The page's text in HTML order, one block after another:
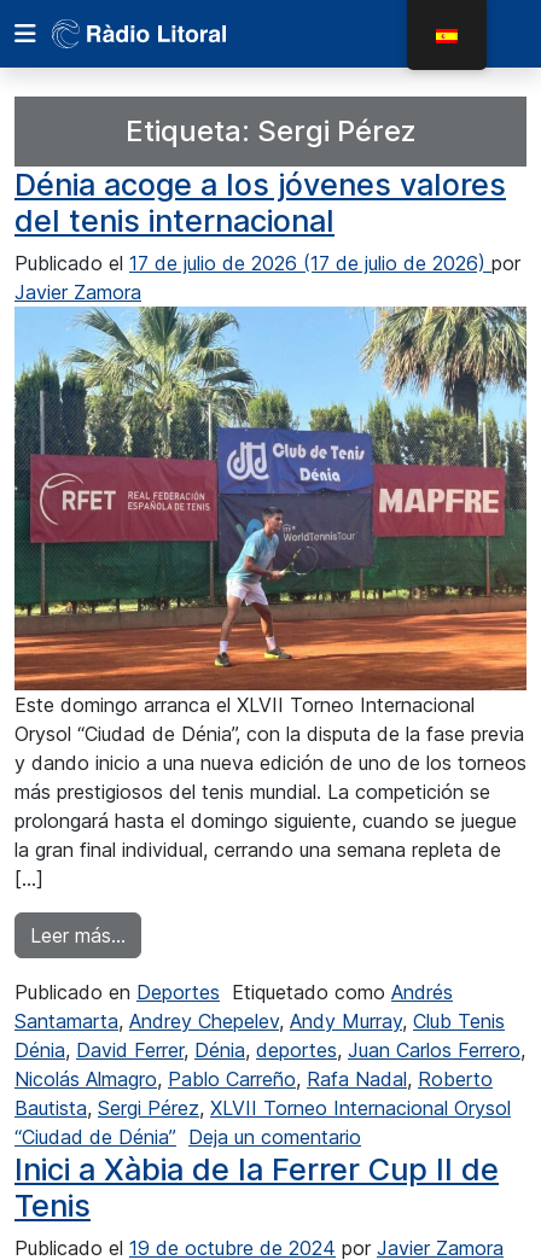
Etiqueta: Sergi Pérez
Dénia acoge a los jóvenes valores
del tenis internacional
Publicado el 17 de julio de 2026 (17 de julio de 2026) por
Javier Zamora
Este domingo arranca el XLVII Torneo Internacional
Orysol “Ciudad de Dénia”, con la disputa de la fase previa
y dando inicio a una nueva edición de uno de los torneos
más prestigiosos del tenis mundial. La competición se
prolongará hasta el domingo siguiente, cuando se juegue
la gran final individual, cerrando una semana repleta de
[…]
Leer más…
Publicado en Deportes Etiquetado como Andrés
Santamarta, Andrey Chepelev, Andy Murray, Club Tenis
Dénia, David Ferrer, Dénia, deportes, Juan Carlos Ferrero,
Nicolás Almagro, Pablo Carreño, Rafa Nadal, Roberto
Bautista, Sergi Pérez, XLVII Torneo Internacional Orysol
“Ciudad de Dénia” Deja un comentario
Inici a Xàbia de la Ferrer Cup II de
Tenis
Publicado el 19 de octubre de 2024 por Javier Zamora